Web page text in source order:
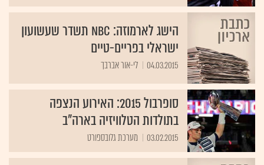
הישג לארמוזה: NBC תשדר שעשועון
ישראלי בפריים-טיים
04.03.2015 לי-אור אברבך
סופרבול 2015: האירוע הנצפה
בתולדות הטלוויזיה בארה"ב
03.02.2015 מערכת גלובספורט